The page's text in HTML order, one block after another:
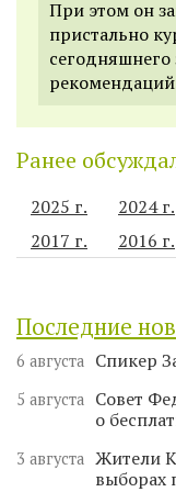
При этом он
пристально
сегодняшнего
Ранее
2025 г. 2024 г.
2017 г.
2016 г.
Последние
6 августа Спикер
5 августа
Совет
о
3 августа Жители
выборах